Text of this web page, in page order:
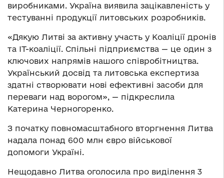
виробниками. Україна виявила зацікавленість у
тестуванні продукції литовських розробників.
«Дякую Литві за активну участь у Коаліції дронів
та ІТ-коаліції. Спільні підприємства — це один з
ключових напрямів нашого співробітництва.
Український досвід та литовська експертиза
здатні створювати нові ефективні засоби для
переваги над ворогом», — підкреслила
Катерина Черногоренко.
З початку повномасштабного вторгнення Литва
надала понад 600 млн євро військової
допомоги Україні.
Нещодавно Литва оголосила про виділення 3